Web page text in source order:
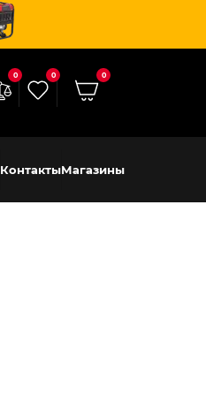
0 0 0
КонтактыМагазины